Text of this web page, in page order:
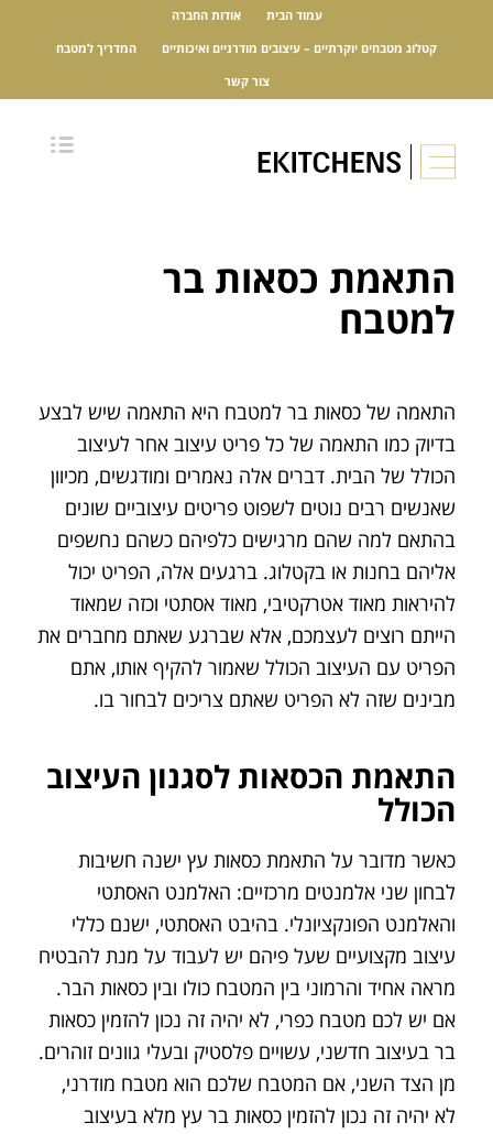
עמוד הבית אודות החברה
קטלוג מטבחים יוקרתיים – עיצובים מודרניים ואיכותיים המדריך למטבח
צור קשר
התאמת כסאות בר
למטבח
התאמה של כסאות בר למטבח היא התאמה שיש לבצע
בדיוק כמו התאמה של כל פריט עיצוב אחר לעיצוב
הכולל של הבית. דברים אלה נאמרים ומודגשים, מכיוון
שאנשים רבים נוטים לשפוט פריטים עיצוביים שונים
בהתאם למה שהם מרגישים כלפיהם כשהם נחשפים
אליהם בחנות או בקטלוג. ברגעים אלה, הפריט יכול
להיראות מאוד אטרקטיבי, מאוד אסתטי וכזה שמאוד
הייתם רוצים לעצמכם, אלא שברגע שאתם מחברים את
הפריט עם העיצוב הכולל שאמור להקיף אותו, אתם
מבינים שזה לא הפריט שאתם צריכים לבחור בו.
התאמת הכסאות לסגנון העיצוב
הכולל
כאשר מדובר על התאמת כסאות עץ ישנה חשיבות
לבחון שני אלמנטים מרכזיים: האלמנט האסתטי
והאלמנט הפונקציונלי. בהיבט האסתטי, ישנם כללי
עיצוב מקצועיים שעל פיהם יש לעבוד על מנת להבטיח
מראה אחיד והרמוני בין המטבח כולו ובין כסאות הבר.
אם יש לכם מטבח כפרי, לא יהיה זה נכון להזמין כסאות
בר בעיצוב חדשני, עשויים פלסטיק ובעלי גוונים זוהרים.
מן הצד השני, אם המטבח שלכם הוא מטבח מודרני,
לא יהיה זה נכון להזמין כסאות בר עץ מלא בעיצוב